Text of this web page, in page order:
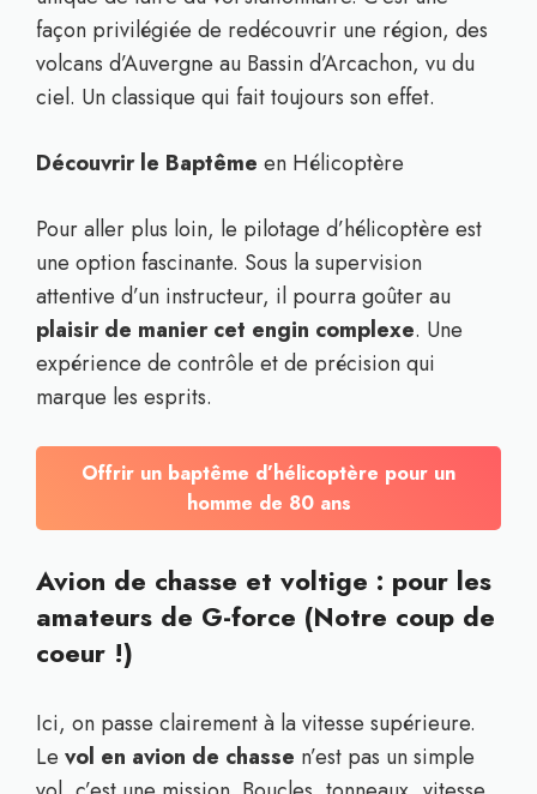
façon privilégiée de redécouvrir une région, des
volcans d’Auvergne au Bassin d’Arcachon, vu du
ciel. Un classique qui fait toujours son effet.
Découvrir le Baptême en Hélicoptère
Pour aller plus loin, le pilotage d’hélicoptère est
une option fascinante. Sous la supervision
attentive d’un instructeur, il pourra goûter au
plaisir de manier cet engin complexe. Une
expérience de contrôle et de précision qui
marque les esprits.
Offrir un baptême d’hélicoptère pour un
homme de 80 ans
Avion de chasse et voltige : pour les
amateurs de G-force (Notre coup de
coeur !)
Ici, on passe clairement à la vitesse supérieure.
Le vol en avion de chasse n’est pas un simple